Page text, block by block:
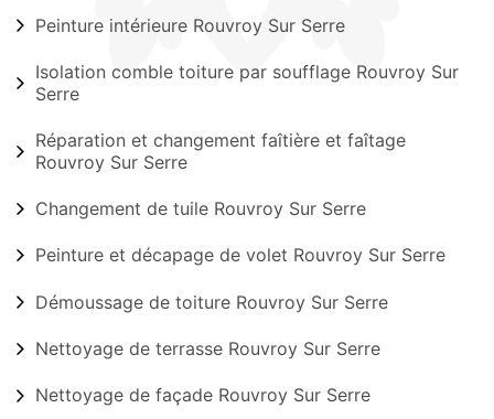
Peinture intérieure Rouvroy Sur Serre
Isolation comble toiture par soufflage Rouvroy Sur
Serre
Réparation et changement faîtière et faîtage
Rouvroy Sur Serre
Changement de tuile Rouvroy Sur Serre
Peinture et décapage de volet Rouvroy Sur Serre
Démoussage de toiture Rouvroy Sur Serre
Nettoyage de terrasse Rouvroy Sur Serre
Nettoyage de façade Rouvroy Sur Serre